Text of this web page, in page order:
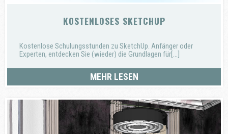
KOSTENLOSES SKETCHUP
Kostenlose Schulungsstunden zu SketchUp. Anfänger oder
Experten, entdecken Sie (wieder) die Grundlagen für[...]
MEHR LESEN